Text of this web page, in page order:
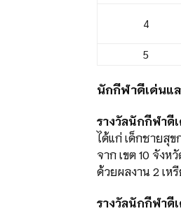
4
5
นักกีฬาดีเด่นแ
รางวัลนักกีฬาดี
ได้แก่ เด็กชายสุ
จาก เขต 10 จังห
ด้วยผลงาน 2 เห
รางวัลนักกีฬาดี